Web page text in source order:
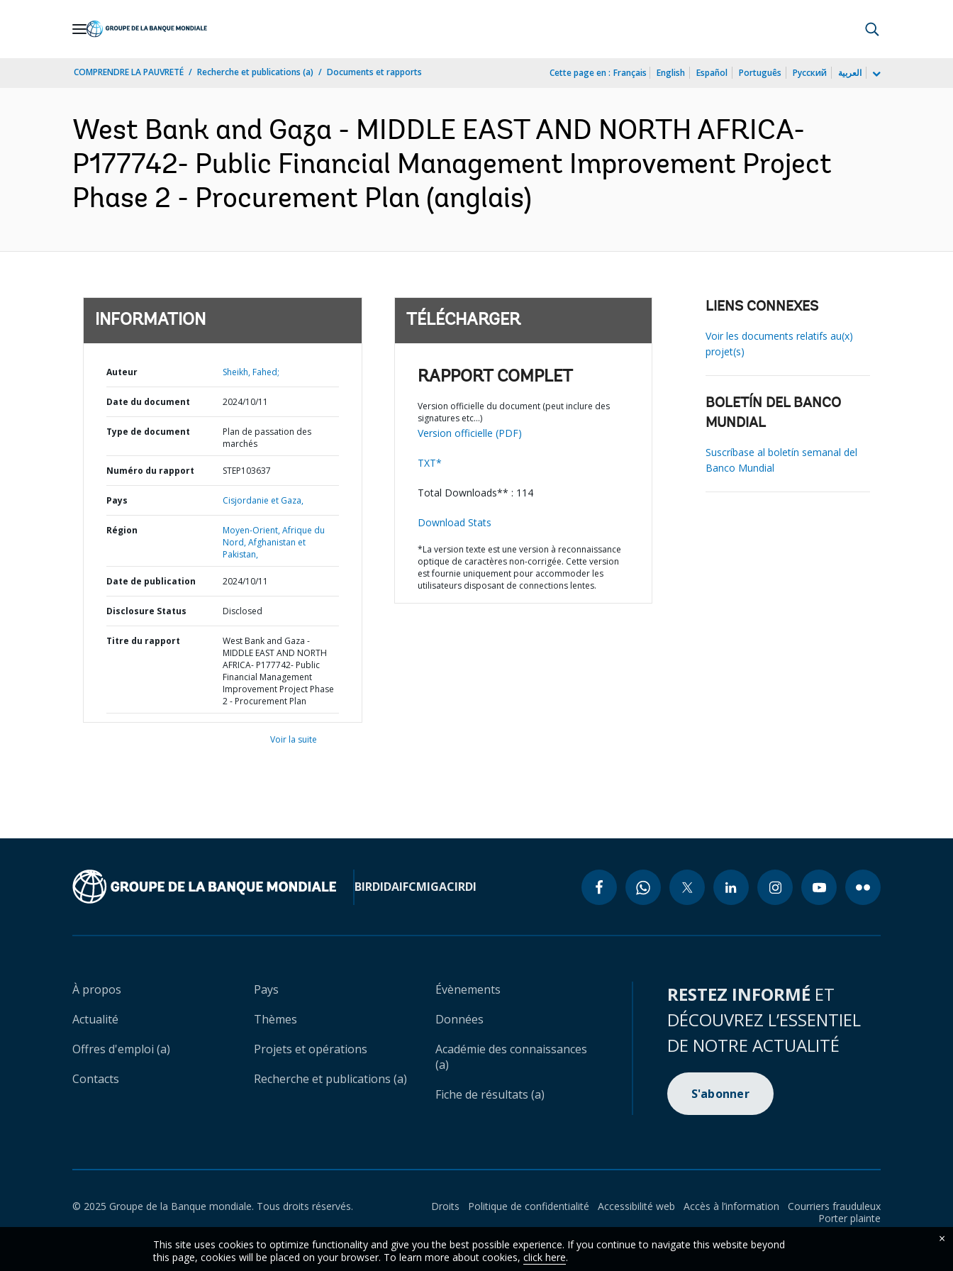
COMPRENDRE LA PAUVRETÉ Recherche et publications (a) Documents et rapports Cette page en : Français English Español Português Русский العربية
West Bank and Gaza - MIDDLE EAST AND NORTH AFRICA-
P177742- Public Financial Management Improvement Project
Phase 2 - Procurement Plan (anglais)
INFORMATION
Auteur Sheikh, Fahed;
Date du document 2024/10/11
Type de document
Plan de passation des
marchés
Numéro du rapport STEP103637
Pays Cisjordanie et Gaza,
Région
Moyen-Orient, Afrique du
Nord, Afghanistan et
Pakistan,
Date de publication 2024/10/11
Disclosure Status Disclosed
Titre du rapport
West Bank and Gaza -
MIDDLE EAST AND NORTH
AFRICA- P177742- Public
Financial Management
Improvement Project Phase
2 - Procurement Plan
Voir la suite
TÉLÉCHARGER
RAPPORT COMPLET
Version officielle du document (peut inclure des
signatures etc…)
Version officielle (PDF)
TXT*
Total Downloads** : 114
Download Stats
*La version texte est une version à reconnaissance
optique de caractères non-corrigée. Cette version
est fournie uniquement pour accommoder les
utilisateurs disposant de connections lentes.
LIENS CONNEXES
Voir les documents relatifs au(x)
projet(s)
BOLETÍN DEL BANCO
MUNDIAL
Suscríbase al boletín semanal del
Banco Mundial
BIRDIDAIFCMIGACIRDI
À propos
Actualité
Offres d'emploi (a)
Contacts
Pays
Thèmes
Projets et opérations
Recherche et publications (a)
Évènements
Données
Académie des connaissances
(a)
Fiche de résultats (a)
RESTEZ INFORMÉ ET
DÉCOUVREZ L’ESSENTIEL
DE NOTRE ACTUALITÉ
S'abonner
© 2025 Groupe de la Banque mondiale. Tous droits réservés. Droits Politique de confidentialité Accessibilité web Accès à l’information
Courriers frauduleux
Porter plainte
This site uses cookies to optimize functionality and give you the best possible experience. If you continue to navigate this website beyond
this page, cookies will be placed on your browser. To learn more about cookies, click here.
×